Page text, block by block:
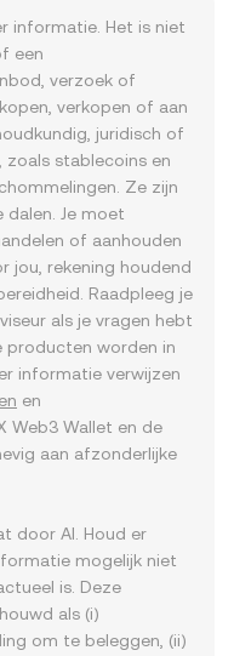
informatie. Het is niet
een
verzoek of
verkopen of aan
juridisch of
zoals stablecoins en
Ze zijn
dalen. Je moet
of aanhouden
jou, rekening houdend
Raadpleeg je
als je vragen hebt
producten worden in
informatie verwijzen
en
Web3 Wallet en de
aan afzonderlijke
door AI. Houd er
mogelijk niet
is. Deze
als (i)
om te beleggen, (ii)